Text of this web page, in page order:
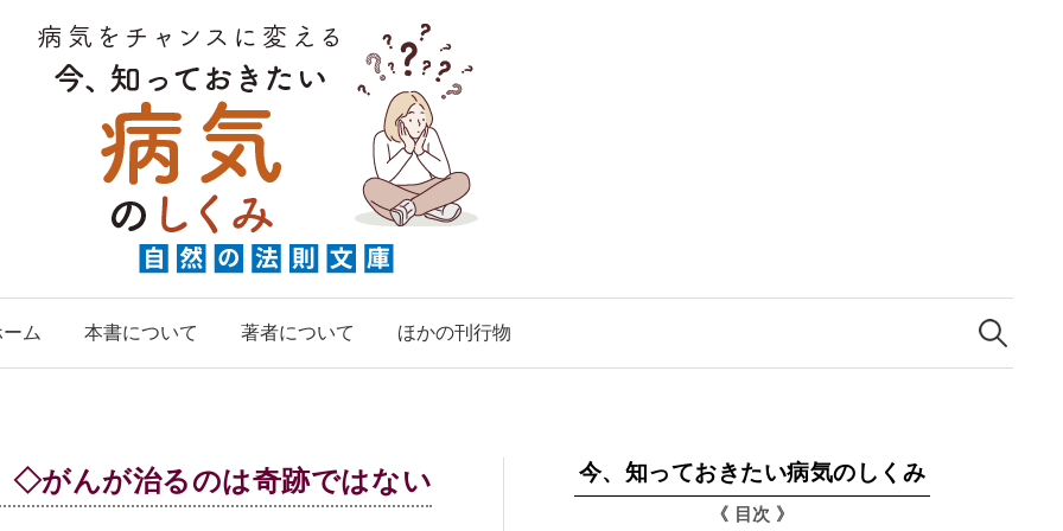
ーム 本書について 著者について ほかの刊行物
索:
◇がんが治るのは奇跡ではない 今、知っておきたい病気のしくみ
《 目次 》